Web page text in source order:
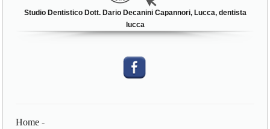
Studio Dentistico Dott. Dario Decanini Capannori, Lucca, dentista
lucca
Home -